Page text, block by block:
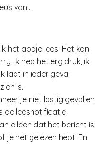
van…
het appje lees. Het kan
ik heb het erg druk, ik
laat in ieder geval
is.
je niet lastig gevallen
de leesnotificatie
alleen dat het bericht is
je het gelezen hebt. En